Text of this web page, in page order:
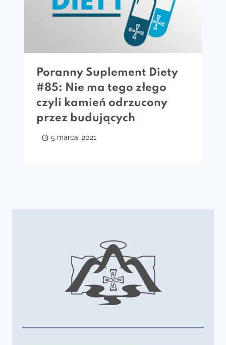
Poranny Suplement Diety
#85: Nie ma tego złego
czyli kamień odrzucony
przez budujących
5 marca, 2021